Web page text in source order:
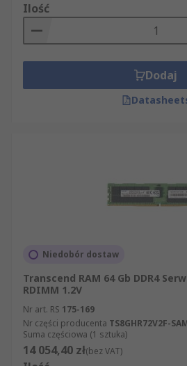
Ilość
Dodaj
Niedobór dostaw
Transcend RAM 64 Gb DDR4
RDIMM 1.2V
Nr art. RS 175-169
Nr części producenta TS8GHR72V2F-
Suma częściowa (1 sztuka)
14 054,40 zł(bez VAT)